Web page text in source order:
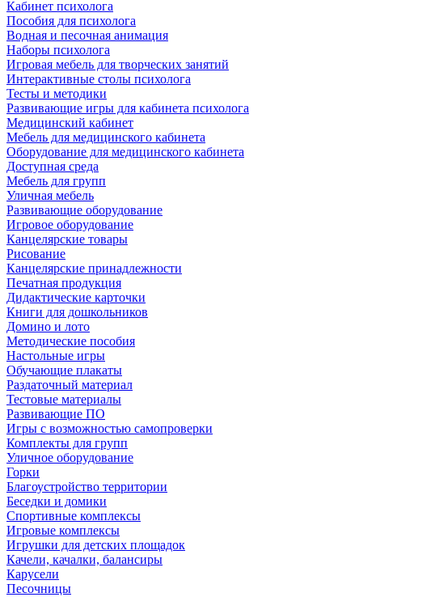
Кабинет психолога
Пособия для психолога
Водная и песочная анимация
Наборы психолога
Игровая мебель для творческих занятий
Интерактивные столы психолога
Тесты и методики
Развивающие игры для кабинета психолога
Медицинский кабинет
Мебель для медицинского кабинета
Оборудование для медицинского кабинета
Доступная среда
Мебель для групп
Уличная мебель
Развивающие оборудование
Игровое оборудование
Канцелярские товары
Рисование
Канцелярские принадлежности
Печатная продукция
Дидактические карточки
Книги для дошкольников
Домино и лото
Методические пособия
Настольные игры
Обучающие плакаты
Раздаточный материал
Тестовые материалы
Развивающие ПО
Игры с возможностью самопроверки
Комплекты для групп
Уличное оборудование
Горки
Благоустройство территории
Беседки и домики
Спортивные комплексы
Игровые комплексы
Игрушки для детских площадок
Качели, качалки, балансиры
Карусели
Песочницы